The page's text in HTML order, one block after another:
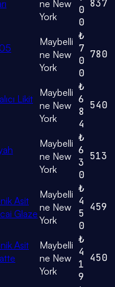
ne New
York
0
0
837
Maybelli
ne New
York
₺
7
0
0
780
Likit
Maybelli
ne New
York
₺
6
8
4
540
Maybelli
ne New
York
₺
6
3
0
513
Asit
Glaze
Maybelli
ne New
York
₺
4
5
0
459
Asit
Maybelli
ne New
York
₺
4
1
9
450